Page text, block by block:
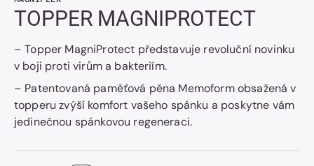
TOPPER MAGNIPROTECT
– Topper MagniProtect představuje revoluční novinku
v boji proti virům a bakteriím.
– Patentovaná paměťová pěna Memoform obsažená v
topperu zvýší komfort vašeho spánku a poskytne vám
jedinečnou spánkovou regeneraci.